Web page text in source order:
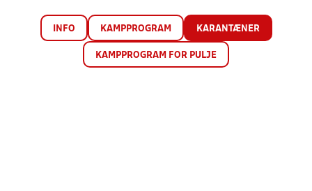
INFO KAMPPROGRAM KARANTÆNER
KAMPPROGRAM FOR PULJE